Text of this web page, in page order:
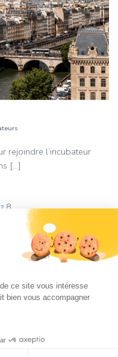
rejoindre l’incubateur
[…]
Page
7 Page
8
ce site vous intéresse
bien vous accompagner